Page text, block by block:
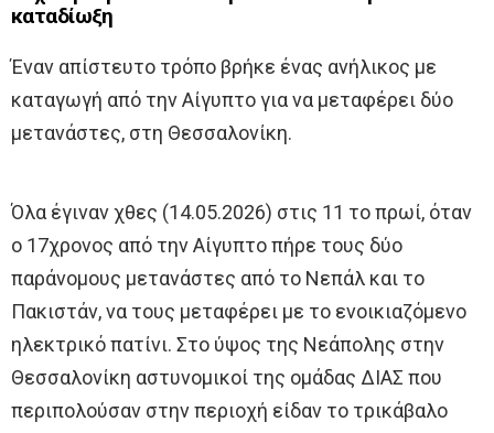
καταδίωξη
Έναν απίστευτο τρόπο βρήκε ένας ανήλικος με
καταγωγή από την Αίγυπτο για να μεταφέρει δύο
μετανάστες, στη Θεσσαλονίκη.
Όλα έγιναν χθες (14.05.2026) στις 11 το πρωί, όταν
ο 17χρονος από την Αίγυπτο πήρε τους δύο
παράνομους μετανάστες από το Νεπάλ και το
Πακιστάν, να τους μεταφέρει με το ενοικιαζόμενο
ηλεκτρικό πατίνι. Στο ύψος της Νεάπολης στην
Θεσσαλονίκη αστυνομικοί της ομάδας ΔΙΑΣ που
περιπολούσαν στην περιοχή είδαν το τρικάβαλο